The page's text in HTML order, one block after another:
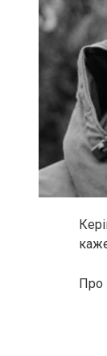
Про